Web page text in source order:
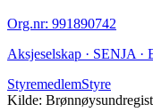
Org.nr: 991890742
Aksjeselskap · SENJA
StyremedlemStyre
Kilde: